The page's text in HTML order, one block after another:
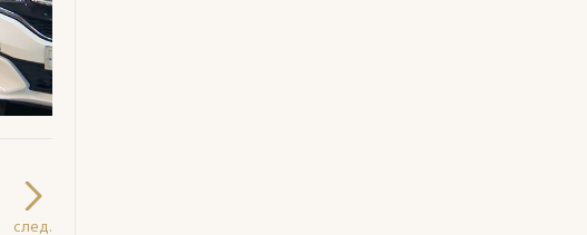
след.